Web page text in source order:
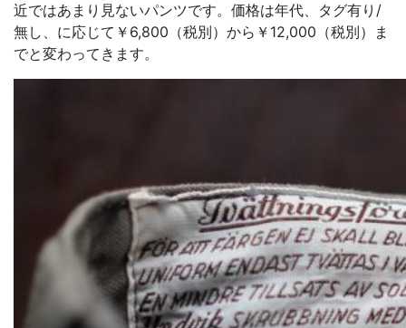
近ではあまり見ないパンツです。価格は年代、タグ有り/
無し、に応じて￥6,800（税別）から￥12,000（税別）ま
でと変わってきます。